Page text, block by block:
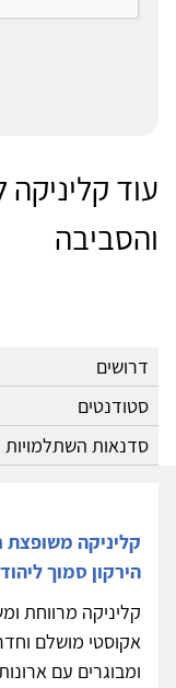
עוד
והסביבה
קליניקה
הירקון סמוך
קליניקה מרווחת
אקוסטי מושלם
ומבוגרים עם